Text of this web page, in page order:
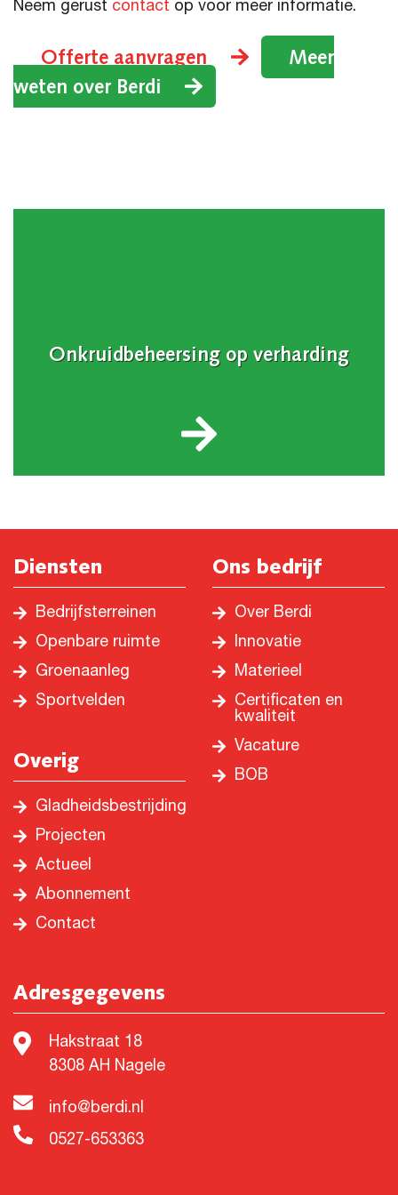
Neem gerust contact op voor meer informatie.
Offerte aanvragen
Meer
weten over Berdi
Onkruidbeheersing op verharding
Diensten
Bedrijfsterreinen
Openbare ruimte
Groenaanleg
Sportvelden
Ons bedrijf
Over Berdi
Innovatie
Materieel
Certificaten en
kwaliteit
Vacature
BOB
Overig
Gladheidsbestrijding
Projecten
Actueel
Abonnement
Contact
Adresgegevens
Hakstraat 18
8308 AH Nagele
info@berdi.nl
0527-653363